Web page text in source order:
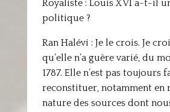
Royaliste : Louis XVI a-t-il
politique ?
Ran Halévi : Je le crois. Je
qu’elle n’a guère varié, du
1787. Elle n’est pas toujours
reconstituer, notamment en
nature des sources dont